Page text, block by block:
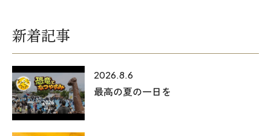
新着記事
2026.8.6
最高の夏の一日を